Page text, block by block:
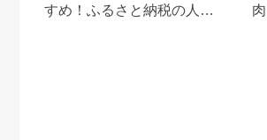
すめ！ふるさと納税の人気